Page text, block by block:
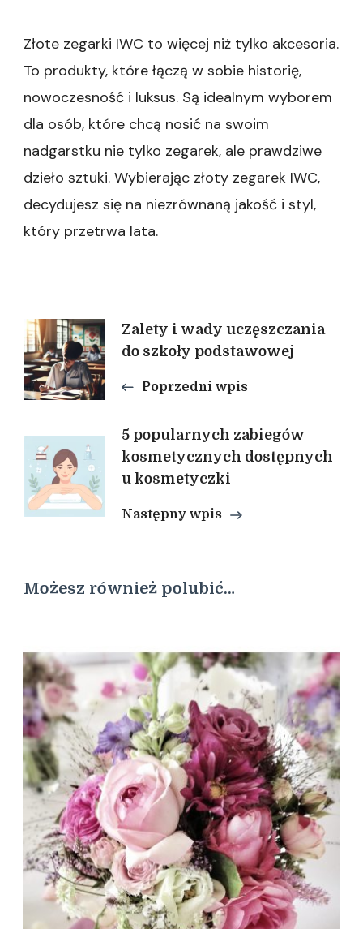
Złote zegarki IWC to więcej niż tylko akcesoria.
To produkty, które łączą w sobie historię,
nowoczesność i luksus. Są idealnym wyborem
dla osób, które chcą nosić na swoim
nadgarstku nie tylko zegarek, ale prawdziwe
dzieło sztuki. Wybierając złoty zegarek IWC,
decydujesz się na niezrównaną jakość i styl,
który przetrwa lata.
Nawigacja
wpisu
Zalety i wady uczęszczania
do szkoły podstawowej
Poprzedni wpis
5 popularnych zabiegów
kosmetycznych dostępnych
u kosmetyczki
Następny wpis
Możesz również polubić…